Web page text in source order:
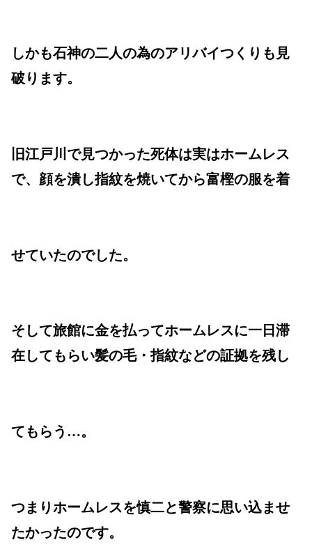
しかも石神の二人の為のアリバイつくりも見
破ります。
旧江戸川で見つかった死体は実はホームレス
で、顔を潰し指紋を焼いてから富樫の服を着
せていたのでした。
そして旅館に金を払ってホームレスに一日滞
在してもらい髪の毛・指紋などの証拠を残し
てもらう…。
つまりホームレスを慎二と警察に思い込ませ
たかったのです。